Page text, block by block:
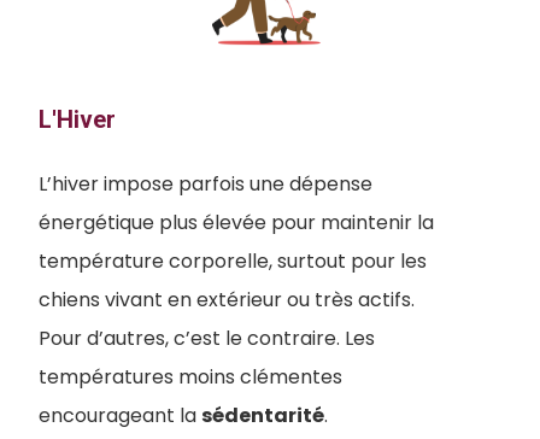
L'Hiver
L’hiver impose parfois une dépense
énergétique plus élevée pour maintenir la
température corporelle, surtout pour les
chiens vivant en extérieur ou très actifs.
Pour d’autres, c’est le contraire. Les
températures moins clémentes
encourageant lasédentarité.